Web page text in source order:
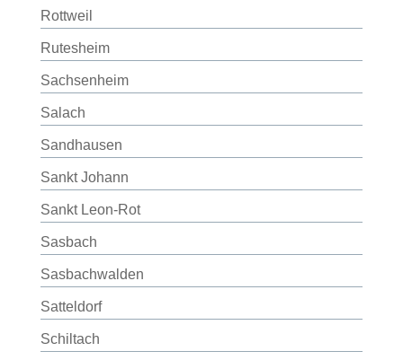
Rottweil
Rutesheim
Sachsenheim
Salach
Sandhausen
Sankt Johann
Sankt Leon-Rot
Sasbach
Sasbachwalden
Satteldorf
Schiltach